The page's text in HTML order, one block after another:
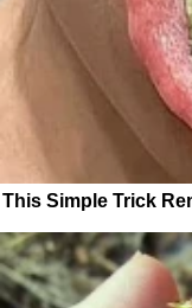
This Simple Trick